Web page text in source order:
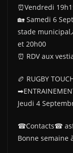
⏰Vendredi
🏡 Samedi 6
stade
et 20h00
⏰ RDV aux
🏉 RUGBY
Jeudi 4
☎Contacts☎
Bonne semaine